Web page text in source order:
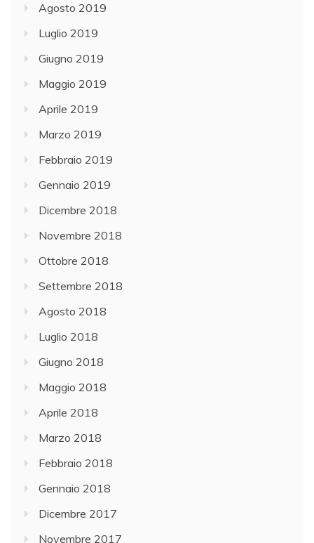
Agosto 2019
Luglio 2019
Giugno 2019
Maggio 2019
Aprile 2019
Marzo 2019
Febbraio 2019
Gennaio 2019
Dicembre 2018
Novembre 2018
Ottobre 2018
Settembre 2018
Agosto 2018
Luglio 2018
Giugno 2018
Maggio 2018
Aprile 2018
Marzo 2018
Febbraio 2018
Gennaio 2018
Dicembre 2017
Novembre 2017